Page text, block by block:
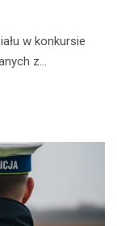
w konkursie
z…